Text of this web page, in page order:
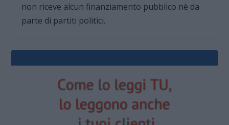
non riceve alcun finanziamento pubblico nè da
parte di partiti politici.